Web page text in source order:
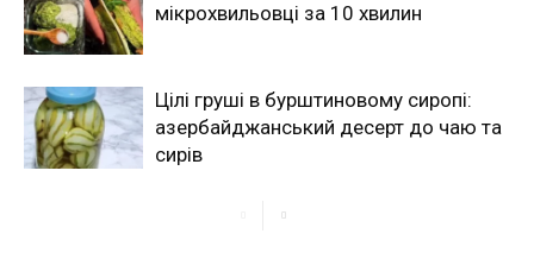
мікрохвильовці за 10 хвилин
Цілі груші в бурштиновому сиропі:
азербайджанський десерт до чаю та
сирів